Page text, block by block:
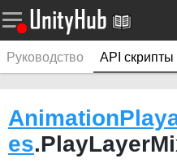
Руководство API скрипты
es